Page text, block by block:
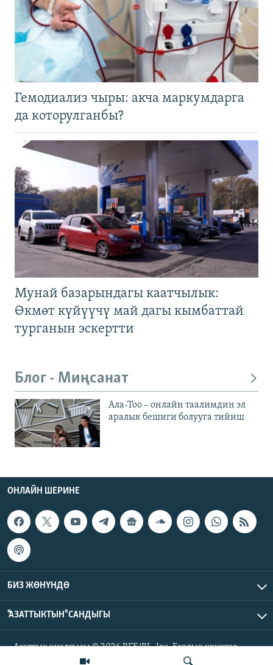
Гемодиализ чыры: акча маркумдарга
да которулганбы?
Мунай базарындагы каатчылык:
Өкмөт күйүүчү май дагы кымбаттай
турганын эскертти
Блог - Миңсанат
Ала-Тоо – онлайн таалимдин эл
аралык бешиги болууга тийиш
ОНЛАЙН ШЕРИНЕ
БИЗ ЖӨНҮНДӨ
"АЗАТТЫКТЫН" САНДЫГЫ
Азаттык үналгысы © 2026 RFE/RL, Inc. Бардык укуктар